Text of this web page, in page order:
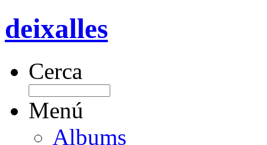
deixalles
Cerca
Menú
Albums